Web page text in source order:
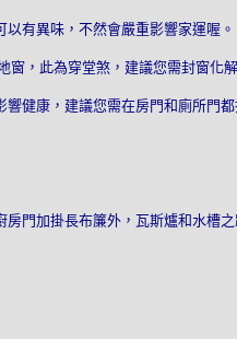
有異味，不然會嚴重影響家運喔。
窗，此為穿堂煞，建議您需封窗化
響健康，建議您需在房門和廁所門
房門加掛長布簾外，瓦斯爐和水槽